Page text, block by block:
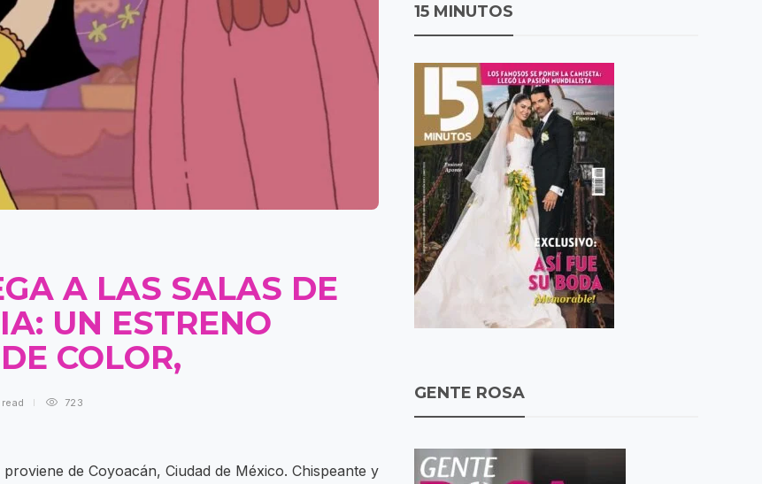
A LAS SALAS DE
UN ESTRENO
COLOR,
read 723
de Coyoacán, Ciudad de México. Chispeante y
15 MINUTOS
GENTE ROSA